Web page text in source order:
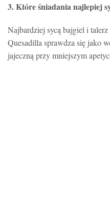
3. Które śniadania najlepiej
Najbardziej sycą bajgiel i
Quesadilla sprawdza się jako
jajeczną przy mniejszym